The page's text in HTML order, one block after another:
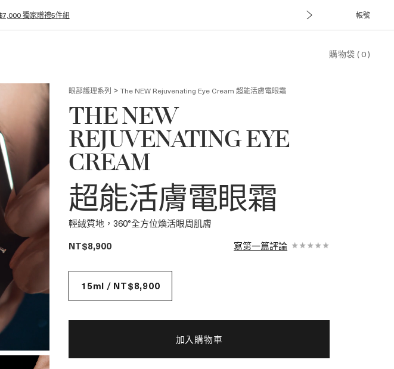
結帳輸入優惠碼 WELCOME 帳號
購物袋(0)
眼部護理系列 >The NEW Rejuvenating Eye Cream 超能活膚電眼霜
THE NEW
REJUVENATING EYE
CREAM
超能活膚電眼霜
輕絨質地，360°全方位煥活眼周肌膚
NT$8,900
寫第一篇評論
15ml / NT$8,900
加入購物車